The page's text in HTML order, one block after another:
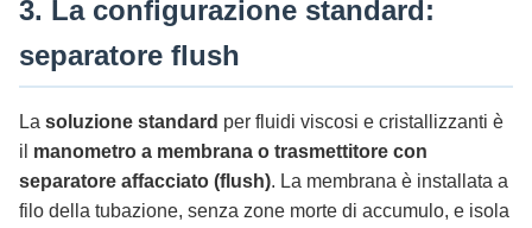
3. La configurazione standard:
separatore flush
La soluzione standard per fluidi viscosi e cristallizzanti è
il manometro a membrana o trasmettitore con
separatore affacciato (flush). La membrana è installata a
filo della tubazione, senza zone morte di accumulo, e isola